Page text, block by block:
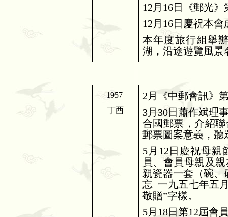
12 月 16日《郵光》
12 月 16日慶祝本會
本年度旅行組舉
湖，沿途遊覽風景
1957
丁酉
2 月《中郵會訊》
3月 30日蕭作斌理
合國郵票，介紹
郵票圖案意義，聽
5月 12 日慶祝母親
員、會員母親及
親瓷器一套（碗
忘 一九五七年五
敬贈”字樣。
5月 18日第12屆會